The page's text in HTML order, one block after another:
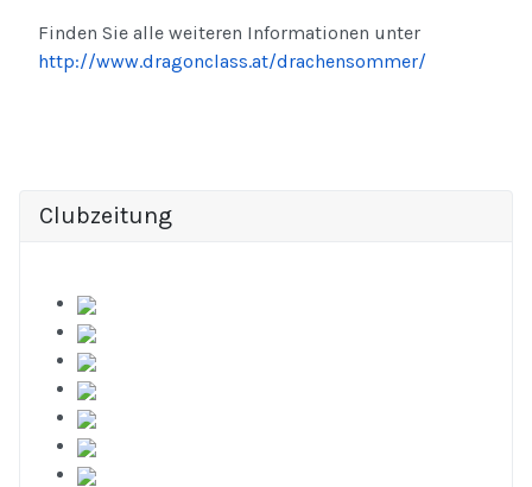
Finden Sie alle weiteren Informationen unter
http://www.dragonclass.at/drachensommer/
Clubzeitung